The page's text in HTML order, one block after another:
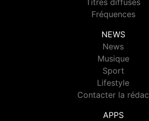
Titres diffusés
Fréquences
NEWS
News
Musique
Sport
Lifestyle
Contacter la rédac
APPS